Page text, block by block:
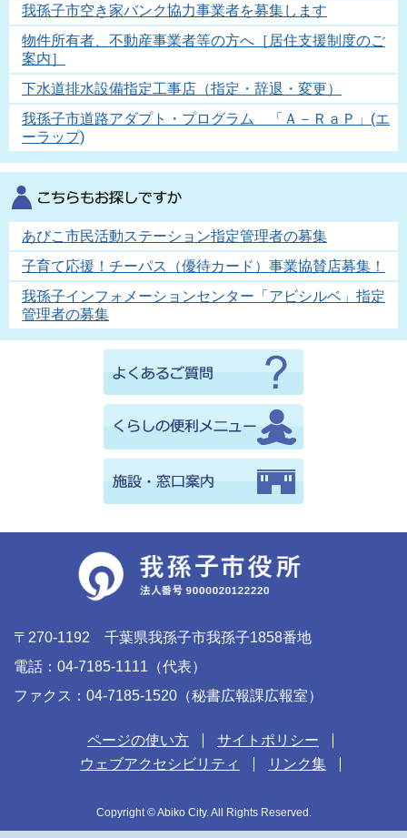
我孫子市空き家バンク協力事業者を募集します
物件所有者、不動産事業者等の方へ［居住支援制度のご
案内］
下水道排水設備指定工事店（指定・辞退・変更）
我孫子市道路アダプト・プログラム 「Ａ－ＲａＰ」(エ
ーラップ)
あびこ市民活動ステーション指定管理者の募集
子育て応援！チーパス（優待カード）事業協賛店募集！
我孫子インフォメーションセンター「アビシルベ」指定
管理者の募集
〒270-1192 千葉県我孫子市我孫子1858番地
電話：04-7185-1111（代表）
ファクス：04-7185-1520（秘書広報課広報室）
ページの使い方
サイトポリシー
ウェブアクセシビリティ
リンク集
Copyright © Abiko City. All Rights Reserved.